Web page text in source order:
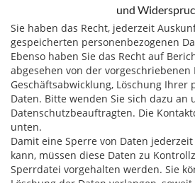
und
Sie haben das Recht, jederzeit
gespeicherten personenbezogenen
Ebenso haben Sie das Recht auf
abgesehen von der
Geschäftsabwicklung, Löschung Ihrer
Daten. Bitte wenden Sie sich dazu an
Datenschutzbeauftragten. Die
unten.
Damit eine Sperre von Daten
kann, müssen diese Daten zu
Sperrdatei vorgehalten werden. Sie